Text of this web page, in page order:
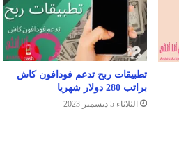
تطبيقات ربح تدعم فودافون كاش
براتب 280 دولار شهريا
الثلاثاء 5 ديسمبر 2023